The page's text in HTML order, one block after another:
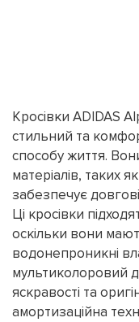
Кросівки ADIDAS
стильний та
способу життя.
матеріалів, таких
забезпечує
Ці кросівки
оскільки вони
водонепроникні
мультиколоровий
яскравості та
амортизаційна